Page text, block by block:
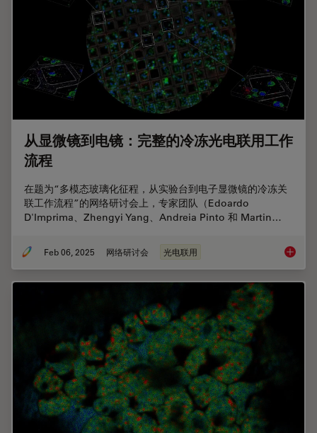
从显微镜到电镜：完整的冷冻光电联用工作
流程
在题为“多模态玻璃化征程，从实验台到电子显微镜的冷冻关
联工作流程”的网络研讨会上，专家团队（Edoardo
D'Imprima、Zhengyi Yang、Andreia Pinto 和 Martin…
Feb 06, 2025 网络研讨会 光电联用 从显微